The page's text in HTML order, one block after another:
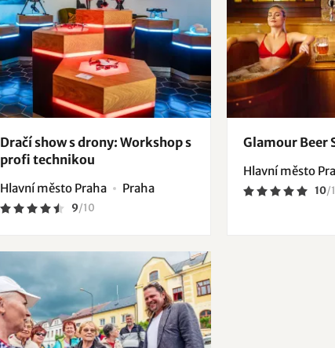
Dračí show s drony: Workshop s
profi technikou
Hlavní město Praha Praha
9/10
Glamour Beer
Hlavní město
10/